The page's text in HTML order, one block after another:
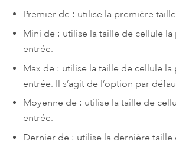
Premier de : utilise la première
Mini de : utilise la taille de cellule
entrée.
Max de : utilise la taille de cellule
entrée. Il s’agit de l’option par
Moyenne de : utilise la taille de
entrée.
Dernier de : utilise la dernière